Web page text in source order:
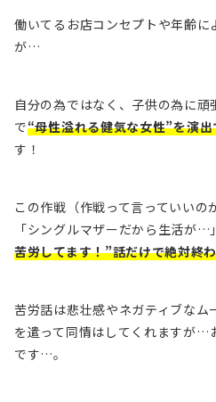
働いてるお店コンセプトや年齢に
が…
自分の為ではなく、子供の為に
で“母性溢れる健気な女性”を演出
す！
この作戦（作戦って言っていいの
「シングルマザーだから生活が
苦労してます！”話だけで絶対終
苦労話は悲壮感やネガティブなム
を遣って同情はしてくれますが…
です…。